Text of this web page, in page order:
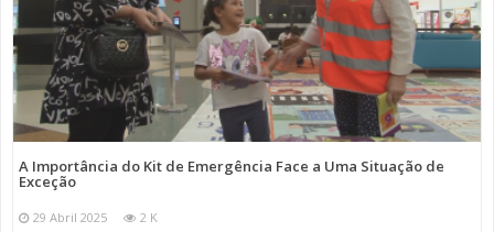
A Importância do Kit de Emergência Face a Uma Situação de
Exceção
29 Abril 2025 2 K